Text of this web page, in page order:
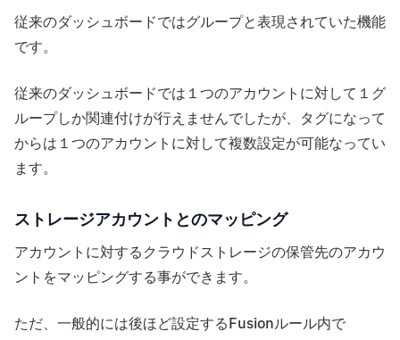
従来のダッシュボードではグループと表現されていた機能
です。
従来のダッシュボードでは１つのアカウントに対して１グ
ループしか関連付けが行えませんでしたが、タグになって
からは１つのアカウントに対して複数設定が可能なってい
ます。
ストレージアカウントとのマッピング
アカウントに対するクラウドストレージの保管先のアカウ
ントをマッピングする事ができます。
ただ、一般的には後ほど設定するFusionルール内で